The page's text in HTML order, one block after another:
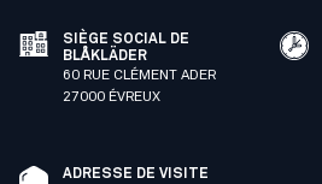
SIÈGE SOCIAL DE
BLÅKLÄDER
60 RUE CLÉMENT ADER
27000 ÉVREUX
ADRESSE DE VISITE